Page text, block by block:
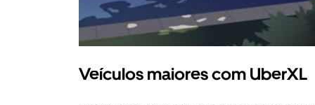
Veículos maiores com UberXL